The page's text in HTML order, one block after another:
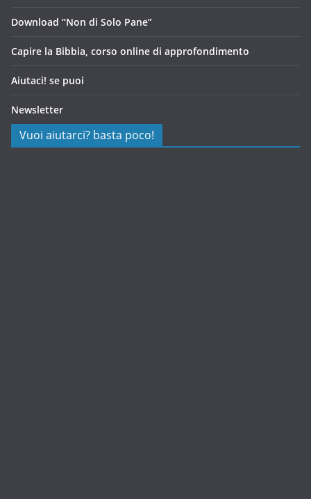
Download “Non di Solo Pane”
Capire la Bibbia, corso online di approfondimento
Aiutaci! se puoi
Newsletter
Vuoi aiutarci? basta poco!